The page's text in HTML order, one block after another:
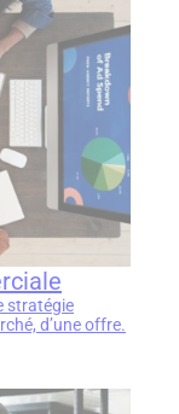
stratégie
d’une offre.